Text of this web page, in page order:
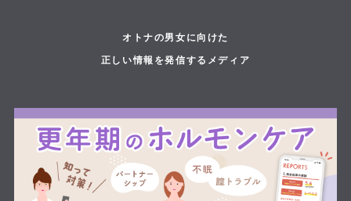
オトナの男女に向けた
正しい情報を発信するメディア